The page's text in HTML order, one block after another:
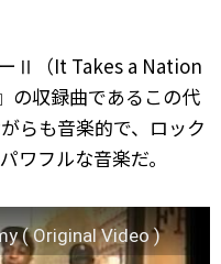
Ⅱ（It Takes a Nation
収録曲であるこの代
らも音楽的で、ロック
ワフルな音楽だ。
( Original Video )